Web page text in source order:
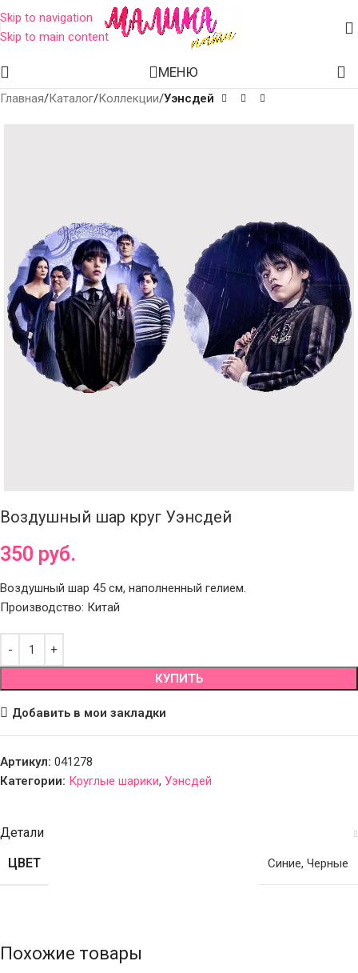
Skip to navigation
Skip to main content
МЕНЮ
Главная Каталог Коллекции Уэнсдей
Воздушный шар круг Уэнсдей
350 руб.
Воздушный шар 45 см, наполненный гелием.
Производство: Китай
КУПИТЬ
Добавить в мои закладки
Артикул: 041278
Категории: Круглые шарики, Уэнсдей
Детали
ЦВЕТ
Синие, Черные
Похожие товары